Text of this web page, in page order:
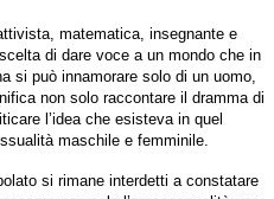
matematica, insegnante e
di dare voce a un mondo che in
si può innamorare solo di un uomo,
non solo raccontare il dramma di
l’idea che esisteva in quel
maschile e femminile.
si rimane interdetti a constatare